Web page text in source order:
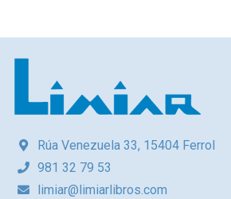
Rúa Venezuela 33, 15404 Ferrol
981 32 79 53
limiar@limiarlibros.com